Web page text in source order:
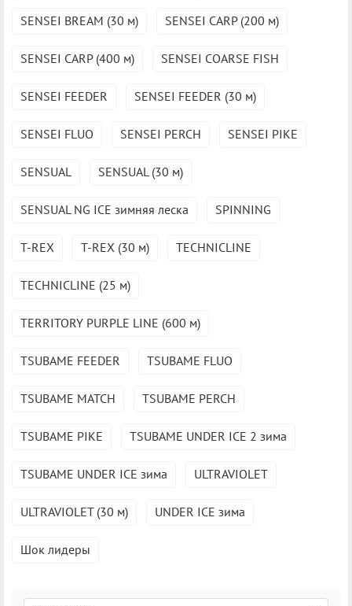
SENSEI BREAM (30 м) SENSEI CARP (200 м)
SENSEI CARP (400 м) SENSEI COARSE FISH
SENSEI FEEDER SENSEI FEEDER (30 м)
SENSEI FLUO SENSEI PERCH SENSEI PIKE
SENSUAL SENSUAL (30 м)
SENSUAL NG ICE зимняя леска SPINNING
T-REX T-REX (30 м) TECHNICLINE
TECHNICLINE (25 м)
TERRITORY PURPLE LINE (600 м)
TSUBAME FEEDER TSUBAME FLUO
TSUBAME MATCH TSUBAME PERCH
TSUBAME PIKE TSUBAME UNDER ICE 2 зима
TSUBAME UNDER ICE зима ULTRAVIOLET
ULTRAVIOLET (30 м) UNDER ICE зима
Шок лидеры